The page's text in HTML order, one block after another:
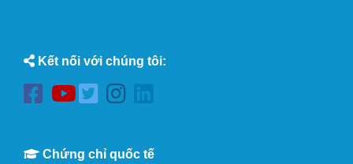
Kết nối với chúng tôi:
Chứng chỉ quốc tế